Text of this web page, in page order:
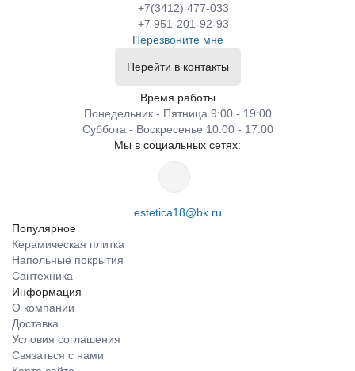
+7(3412) 477-033
+7 951-201-92-93
Перезвоните мне
Перейти в контакты
Время работы
Понедельник - Пятница 9:00 - 19:00
Суббота - Воскресенье 10:00 - 17:00
Мы в социальных сетях:
estetica18@bk.ru
Популярное
Керамическая плитка
Напольные покрытия
Сантехника
Информация
О компании
Доставка
Условия соглашения
Связаться с нами